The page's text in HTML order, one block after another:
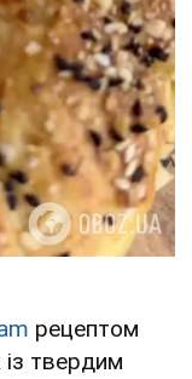
рецептом
твердим